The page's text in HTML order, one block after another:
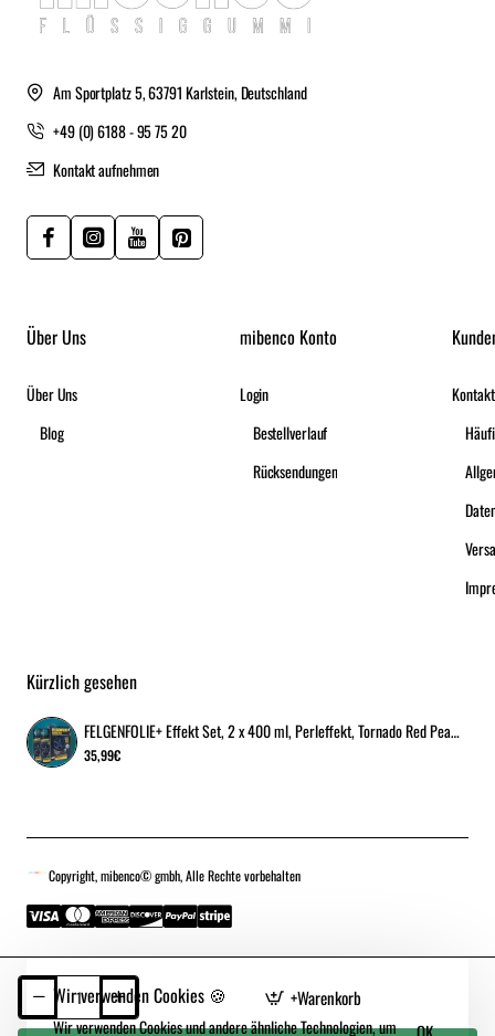
Wir verwenden Cookies 🍪
Wir verwenden Cookies und andere ähnliche Technologien, um OK
+Warenkorb
Am Sportplatz 5, 63791 Karlstein, Deutschland
+49 (0) 6188 - 95 75 20
Kontakt aufnehmen
Über Uns
Über Uns
Blog
mibenco Konto
Login
Bestellverlauf
Rücksendungen
Kontakt
Kürzlich gesehen
FELGENFOLIE+ Effekt Set, 2 x 400 ml, Perleffekt, Tornado Red Pearl Effect
35,99€
Copyright, mibenco© gmbh, Alle Rechte vorbehalten